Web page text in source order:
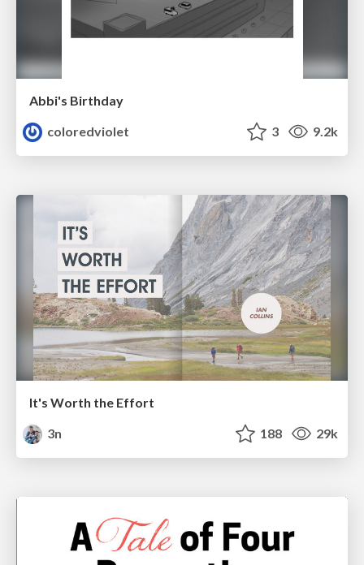
Abbi's Birthday
coloredviolet
3 9.2k
It's Worth the Effort
3n
188 29k